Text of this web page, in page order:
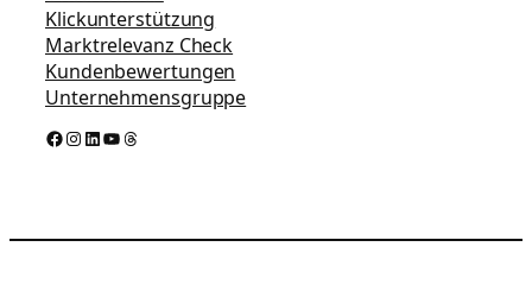
Klickunterstützung
Marktrelevanz Check
Kundenbewertungen
Unternehmensgruppe
Facebook InstagramLinkedIn YouTube Threads